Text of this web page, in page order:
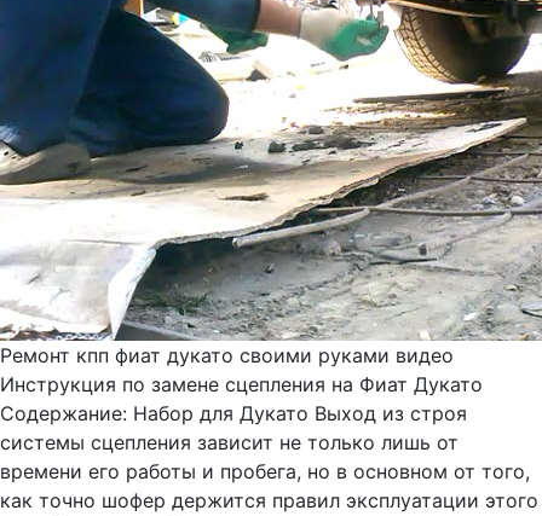
Ремонт кпп фиат дукато своими руками видео
Инструкция по замене сцепления на Фиат Дукато
Содержание: Набор для Дукато Выход из строя
системы сцепления зависит не только лишь от
времени его работы и пробега, но в основном от того,
как точно шофер держится правил эксплуатации этого